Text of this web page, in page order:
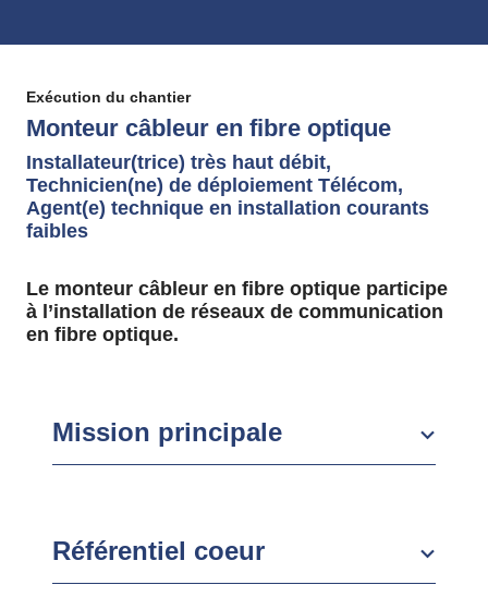
Exécution du chantier
Monteur câbleur en fibre optique
Installateur(trice) très haut débit,
Technicien(ne) de déploiement Télécom,
Agent(e) technique en installation courants
faibles
Le monteur câbleur en fibre optique participe
à l’installation de réseaux de communication
en fibre optique.
Mission principale
Référentiel coeur